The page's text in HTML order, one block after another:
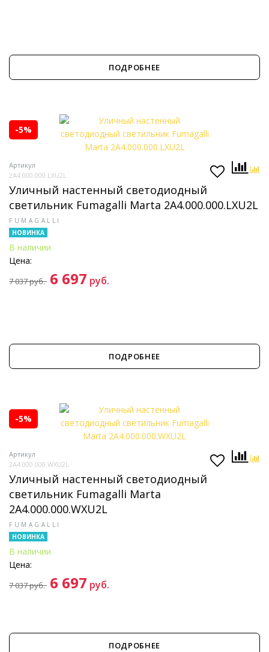
ПОДРОБНЕЕ
-5%
Артикул
2A4.000.000.LXU2L
Уличный настенный светодиодный
светильник Fumagalli Marta 2A4.000.000.LXU2L
FUMAGALLI
НОВИНКА
В наличии
Цена:
7 037руб. 6 697 руб.
ПОДРОБНЕЕ
-5%
Артикул
2A4.000.000.WXU2L
Уличный настенный светодиодный
светильник Fumagalli Marta
2A4.000.000.WXU2L
FUMAGALLI
НОВИНКА
В наличии
Цена:
7 037руб. 6 697 руб.
ПОДРОБНЕЕ